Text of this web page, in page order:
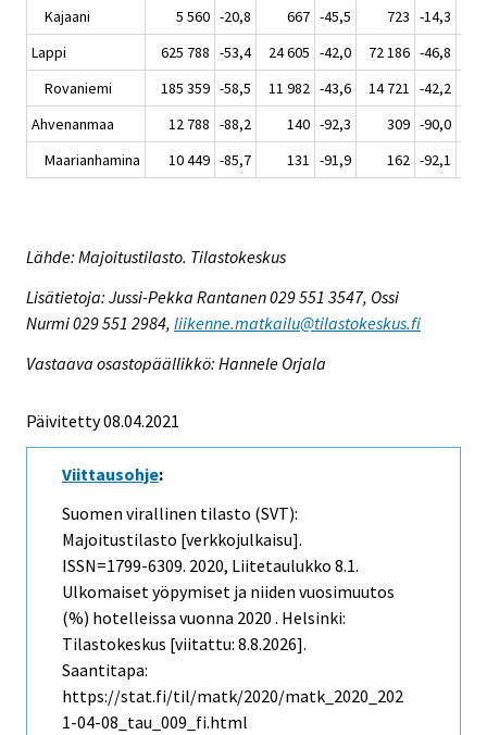
Kajaani 5 560 -20,8 667 -45,5 723 -14,3
Lappi
625 788 -53,4 24 605 -42,0 72 186 -46,8
Rovaniemi
185 359 -58,5 11 982 -43,6 14 721 -42,2
Ahvenanmaa
12 788 -88,2 140 -92,3 309 -90,0
Maarianhamina
10 449 -85,7 131 -91,9 162 -92,1
Lähde: Majoitustilasto. Tilastokeskus
Lisätietoja: Jussi-Pekka Rantanen 029 551 3547, Ossi
Nurmi 029 551 2984, liikenne.matkailu@tilastokeskus.fi
Vastaava osastopäällikkö: Hannele Orjala
Päivitetty 08.04.2021
Viittausohje:
Suomen virallinen tilasto (SVT):
Majoitustilasto [verkkojulkaisu].
ISSN=1799-6309. 2020, Liitetaulukko 8.1.
Ulkomaiset yöpymiset ja niiden vuosimuutos
(%) hotelleissa vuonna 2020 . Helsinki:
Tilastokeskus [viitattu: 8.8.2026].
Saantitapa:
https://stat.fi/til/matk/2020/matk_2020_202
1-04-08_tau_009_fi.html